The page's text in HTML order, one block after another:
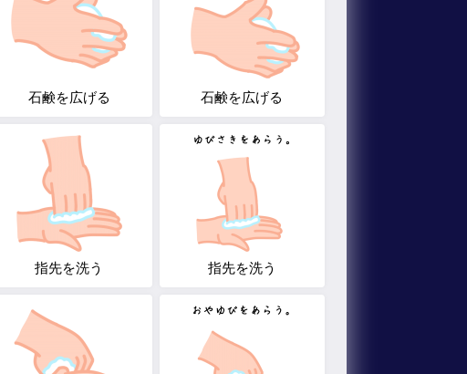
石鹸を広げる 石鹸を広げる
指先を洗う 指先を洗う